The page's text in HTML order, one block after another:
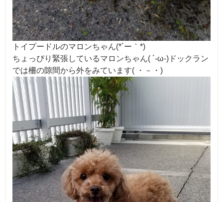
トイプードルのマロンちゃん(*´ー｀*)
ちょっぴり緊張しているマロンちゃん( ´-ω-)ドックラン
では柵の隙間から外をみています( ・－・)